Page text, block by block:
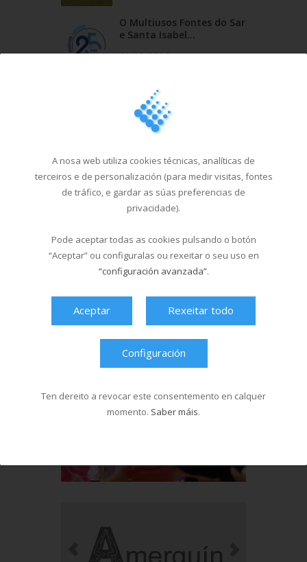
O Multiusos Fontes do Sar
e Santa Isabel...
20/05/2026
29/04/2026
Santa Isabel, do 1...
18/03/2026
A nosa web utiliza cookies técnicas, analíticas de
terceiros e de personalización (para medir visitas, fontes
de tráfico, e gardar as súas preferencias de
privacidade).
Pode aceptar todas as cookies pulsando o botón
“Aceptar” ou configuralas ou rexeitar o seu uso en
“configuración avanzada”.
Aceptar Rexeitar todo
Configuración
Ten dereito a revocar este consentemento en calquer
momento. Saber máis.